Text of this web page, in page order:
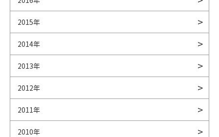
2015年
2014年
2013年
2012年
2011年
2010年